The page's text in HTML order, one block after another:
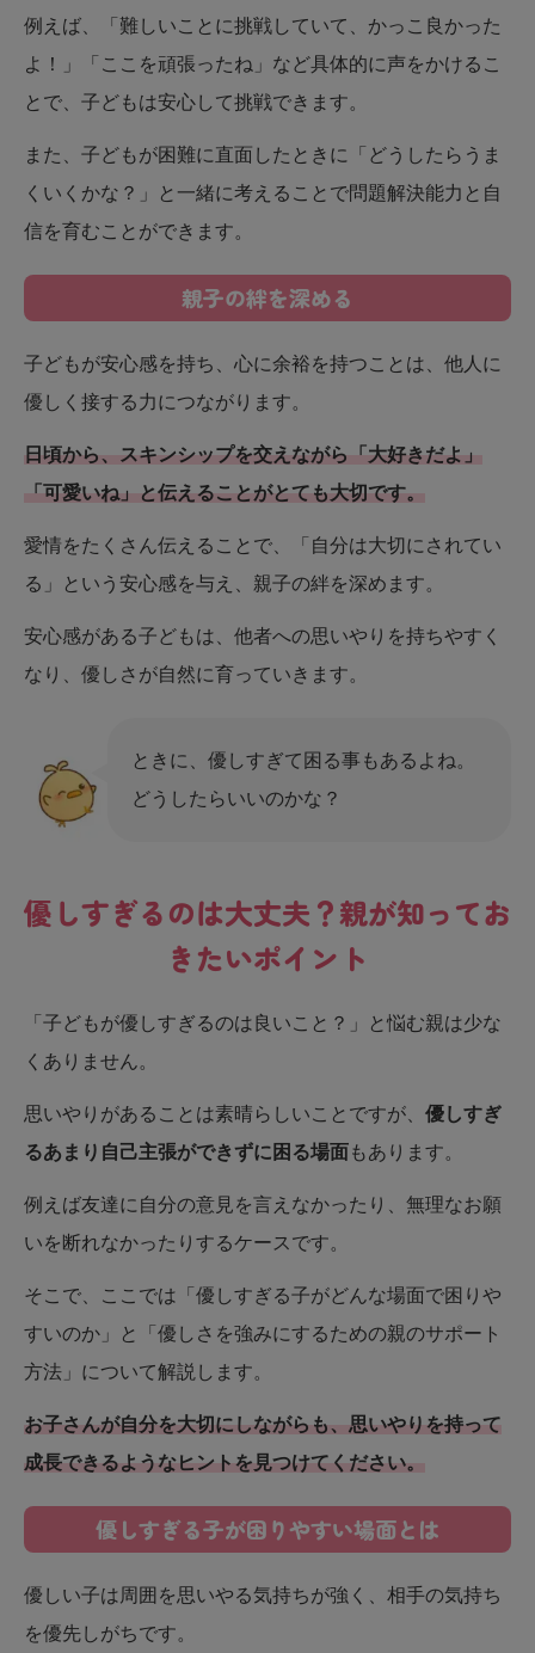
例えば、「難しいことに挑戦していて、かっこ良かった
よ！」「ここを頑張ったね」など具体的に声をかけるこ
とで、子どもは安心して挑戦できます。
また、子どもが困難に直面したときに「どうしたらうま
くいくかな？」と一緒に考えることで問題解決能力と自
信を育むことができます。
親子の絆を深める
子どもが安心感を持ち、心に余裕を持つことは、他人に
優しく接する力につながります。
日頃から、スキンシップを交えながら「大好きだよ」
「可愛いね」と伝えることがとても大切です。
愛情をたくさん伝えることで、「自分は大切にされてい
る」という安心感を与え、親子の絆を深めます。
安心感がある子どもは、他者への思いやりを持ちやすく
なり、優しさが自然に育っていきます。
ときに、優しすぎて困る事もあるよね。
どうしたらいいのかな？
優しすぎるのは大丈夫？親が知ってお
きたいポイント
「子どもが優しすぎるのは良いこと？」と悩む親は少な
くありません。
思いやりがあることは素晴らしいことですが、 優しすぎ
るあまり自己主張ができずに困る場面もあります。
例えば友達に自分の意見を言えなかったり、無理なお願
いを断れなかったりするケースです。
そこで、ここでは「優しすぎる子がどんな場面で困りや
すいのか」と「優しさを強みにするための親のサポート
方法」について解説します。
お子さんが自分を大切にしながらも、思いやりを持って
成長できるようなヒントを見つけてください。
優しすぎる子が困りやすい場面とは
優しい子は周囲を思いやる気持ちが強く、相手の気持ち
を優先しがちです。